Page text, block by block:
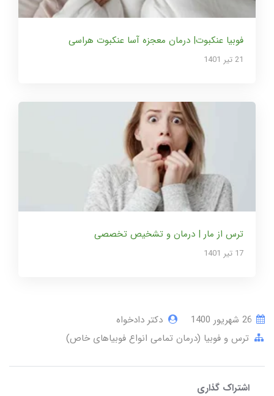
فوبیا عنکبوت| درمان معجزه آسا عنکبوت هراسی
21 تير 1401
ترس از مار | درمان و تشخیص تخصصی
17 تير 1401
دکتر دادخواه
ترس و فوبیا (درمان تمامی انواع فوبیاهای خاص)
اشتراک گذاری